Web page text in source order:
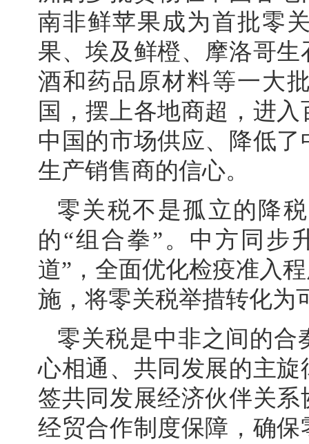
南非鲜苹果成为首批零
果、埃及鲜橙、摩洛哥
酒和药品原材料等一大
国，摆上各地商超，进
中国的市场供应、降低
生产销售商的信心。
零关税不是孤立的降
的“组合拳”。中方同步
道”，全面优化检疫准入
施，将零关税举措转化为
零关税是中非之间的合
心相通、共同发展的主
签共同发展经济伙伴关
经贸合作制度保障，确